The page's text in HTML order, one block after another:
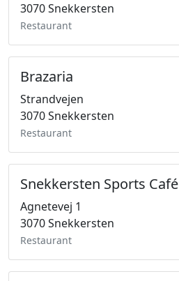
3070 Snekkersten
Restaurant
Brazaria
Strandvejen
3070 Snekkersten
Restaurant
Snekkersten Sports Café
Agnetevej 1
3070 Snekkersten
Restaurant